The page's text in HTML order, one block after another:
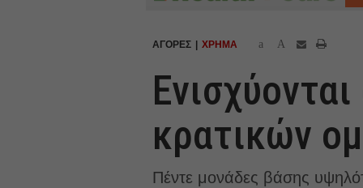
ΑΓΟΡΕΣ ΧΡΗΜΑ a A
κρατικών
Πέντε μονάδες βάσης